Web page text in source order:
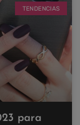
TENDENCIAS
para